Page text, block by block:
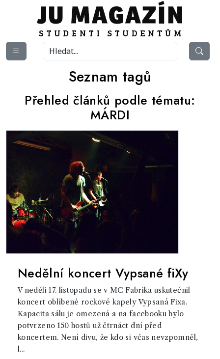
Seznam tagů
Přehled článků podle tématu:
MÁRDI
Nedělní koncert Vypsané fiXy
V neděli 17. listopadu se v MC Fabrika uskutečnil
koncert oblíbené rockové kapely Vypsaná Fixa.
Kapacita sálu je omezená a na facebooku bylo
potvrzeno 150 hostů už čtrnáct dní před
koncertem. Není divu, že kdo si včas nevzpomněl,
l...